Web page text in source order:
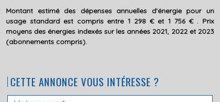
Montant estimé des dépenses annuelles d'énergie pour un
usage standard est compris entre 1 298 € et 1 756 € . Prix
moyens des énergies indexés sur les années 2021, 2022 et 2023
(abonnements compris).
CETTE ANNONCE VOUS INTÉRESSE ?